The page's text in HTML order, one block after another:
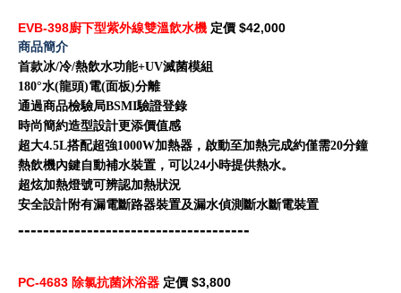
EVB-398廚下型紫外線雙溫飲水機 定價 $42,000
商品簡介
首款冰/冷/熱飲水功能+UV滅菌模組
180°水(龍頭)電(面板)分離
通過商品檢驗局BSMI驗證登錄
時尚簡約造型設計更添價值感
超大4.5L搭配超強1000W加熱器，啟動至加熱完成約僅需20分鐘
熱飲機內鍵自動補水裝置，可以24小時提供熱水。
超炫加熱燈號可辨認加熱狀況
安全設計附有漏電斷路器裝置及漏水偵測斷水斷電裝置
-------------------------------------
PC-4683 除氯抗菌沐浴器 定價 $3,800